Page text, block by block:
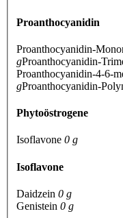
Proanthocyanidin
Proanthocyanidin-
gProanthocyanidin-
Proanthocyanidin-4-6-
gProanthocyanidin-
Phytoöstrogene
Isoflavone 0 g
Isoflavone
Daidzein 0 g
Genistein 0 g